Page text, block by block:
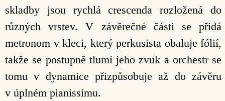
skladby jsou rychlá crescenda rozložená do
různých vrstev. V závěrečné části se přidá
metronom v kleci, který perkusista obaluje fólií,
takže se postupně tlumí jeho zvuk a orchestr se
tomu v dynamice přizpůsobuje až do závěru
v úplném pianissimu.